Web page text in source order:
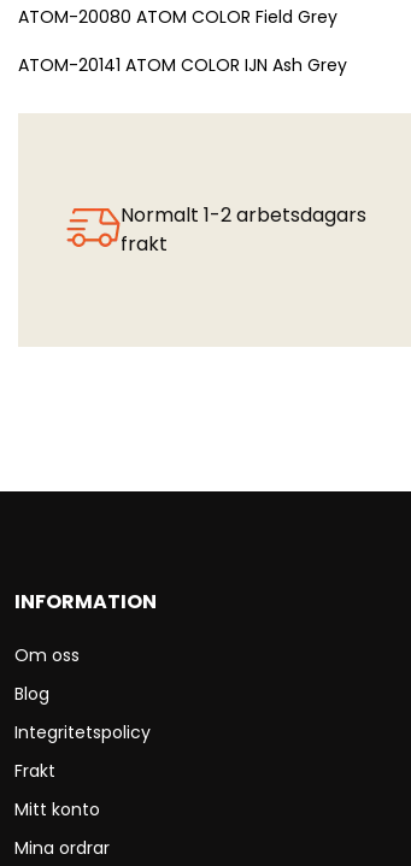
ATOM-20080 ATOM COLOR Field Grey
ATOM-20141 ATOM COLOR IJN Ash Grey
Normalt 1-2 arbetsdagars
frakt
INFORMATION
Om oss
Blog
Integritetspolicy
Frakt
Mitt konto
Mina ordrar